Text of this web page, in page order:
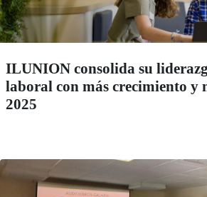
ILUNION consolida su
laboral con más crecimiento y
2025